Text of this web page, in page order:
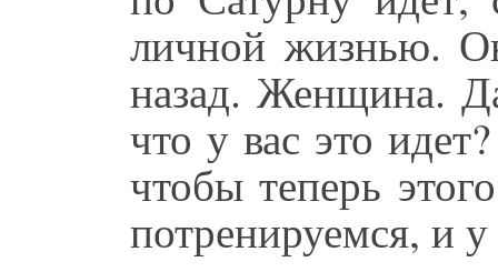
личной жизнью.
назад. Женщина.
что у вас это
чтобы теперь
потренируемся, и у